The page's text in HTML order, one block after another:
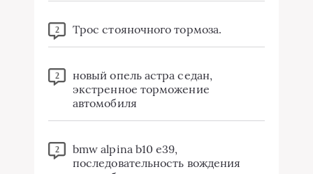
2 Трос стояночного тормоза.
2
новый опель астра седан,
экстренное торможение
автомобиля
2
bmw alpina b10 e39,
последовательность вождения